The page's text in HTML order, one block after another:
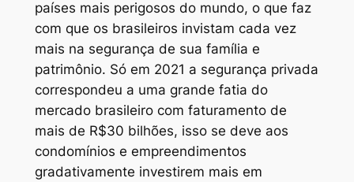
países mais perigosos do mundo, o que faz
com que os brasileiros invistam cada vez
mais na segurança de sua família e
patrimônio. Só em 2021 a segurança privada
correspondeu a uma grande fatia do
mercado brasileiro com faturamento de
mais de R$30 bilhões, isso se deve aos
condomínios e empreendimentos
gradativamente investirem mais em